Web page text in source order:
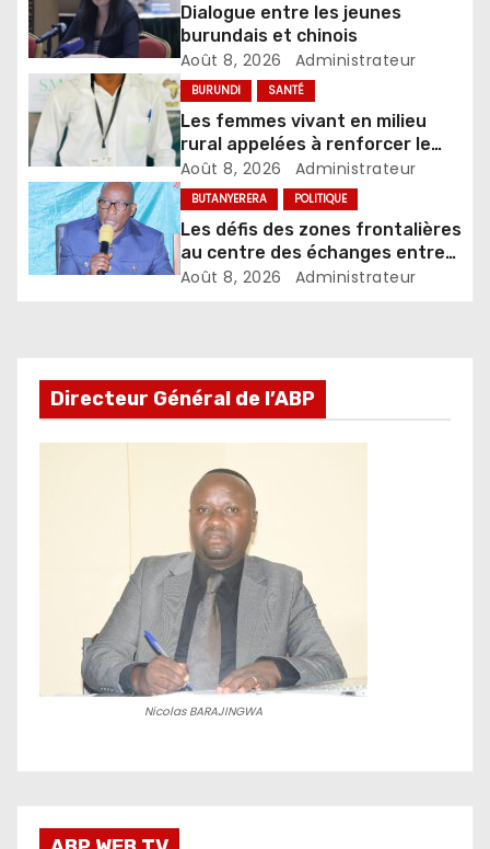
Dialogue entre les jeunes
burundais et chinois
Août 8, 2026 Administrateur
BURUNDI SANTÉ
Les femmes vivant en milieu
rural appelées à renforcer le
dépistage des infections
sexuellement transmissibles
Août 8, 2026 Administrateur
BUTANYERERA POLITIQUE
Les défis des zones frontalières
au centre des échanges entre
le gouverneur et les autorités
Août 8, 2026 Administrateur
Directeur Général de l’ABP
Nicolas BARAJINGWA